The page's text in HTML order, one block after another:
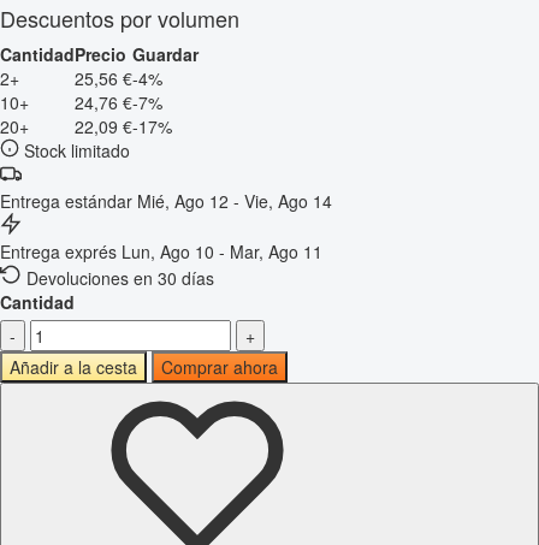
Descuentos por volumen
CantidadPrecio Guardar
2+
25,56 €-4%
10+
24,76 €-7%
20+
22,09 €-17%
Stock limitado
Entrega estándar Mié, Ago 12 - Vie, Ago 14
Entrega exprés Lun, Ago 10 - Mar, Ago 11
Devoluciones en 30 días
Cantidad
-
+
Añadir a la cesta
Comprar ahora